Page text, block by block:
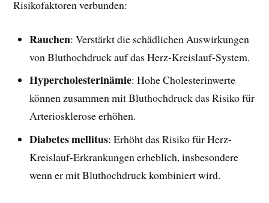
Risikofaktoren verbunden:
Rauchen: Verstärkt die schädlichen Auswirkungen
von Bluthochdruck auf das Herz-Kreislauf-System.
Hypercholesterinämie: Hohe Cholesterinwerte
können zusammen mit Bluthochdruck das Risiko für
Arteriosklerose erhöhen.
Diabetes mellitus: Erhöht das Risiko für Herz-
Kreislauf-Erkrankungen erheblich, insbesondere
wenn er mit Bluthochdruck kombiniert wird.